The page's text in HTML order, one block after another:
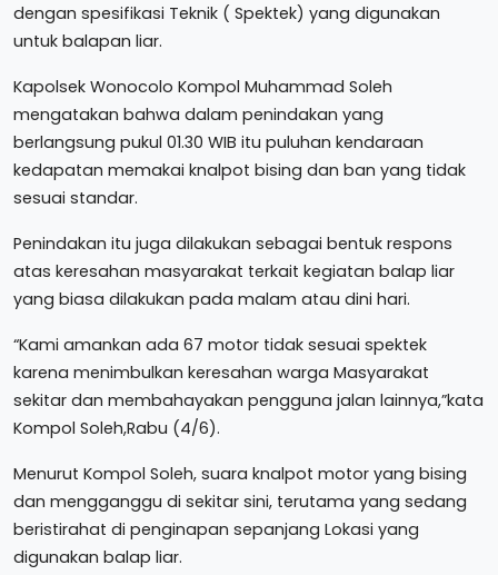
dengan spesifikasi Teknik ( Spektek) yang digunakan
untuk balapan liar.
Kapolsek Wonocolo Kompol Muhammad Soleh
mengatakan bahwa dalam penindakan yang
berlangsung pukul 01.30 WIB itu puluhan kendaraan
kedapatan memakai knalpot bising dan ban yang tidak
sesuai standar.
Penindakan itu juga dilakukan sebagai bentuk respons
atas keresahan masyarakat terkait kegiatan balap liar
yang biasa dilakukan pada malam atau dini hari.
“Kami amankan ada 67 motor tidak sesuai spektek
karena menimbulkan keresahan warga Masyarakat
sekitar dan membahayakan pengguna jalan lainnya,”kata
Kompol Soleh,Rabu (4/6).
Menurut Kompol Soleh, suara knalpot motor yang bising
dan mengganggu di sekitar sini, terutama yang sedang
beristirahat di penginapan sepanjang Lokasi yang
digunakan balap liar.